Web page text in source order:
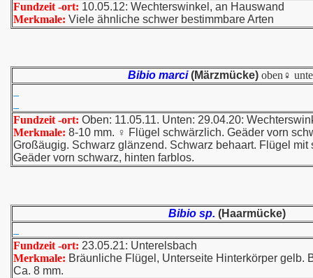
Fundzeit -ort: 10.05.12: Wechterswinkel, an Hauswand
Merkmale: Viele ähnliche schwer bestimmbare Arten
Bibio marci(Märzmücke) oben♀
Fundzeit -ort: Oben: 11.05.11. Unten: 29.04.20:
Merkmale: 8-10 mm. ♀ Flügel schwärzlich. Geäder vorn
Großäugig. Schwarz glänzend. Schwarz behaart. Flügel mit
Geäder vorn schwarz, hinten farblos.
Bibio sp. (Haarmücke)
Fundzeit -ort: 23.05.21: Unterelsbach
Merkmale: Bräunliche Flügel, Unterseite Hinterkörper gelb.
Ca. 8 mm.